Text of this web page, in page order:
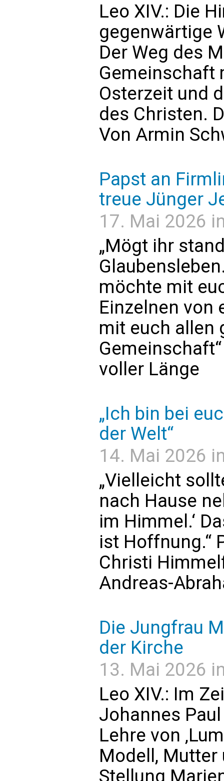
Leo XIV.: Die
gegenwärtige
Der Weg des
Gemeinschaft
Osterzeit und
des Christen.
Von Armin
Papst an
treue Jünger
17. Mai 2026
„Mögt ihr
möchte mit
Einzelnen von
mit euch allen
voller Länge
„Ich bin bei
der Welt“
14. Mai 2026
„Vielleicht
nach Hause
im Himmel.‘
ist Hoffnung.“
Christi
Andreas-
Die Jungfrau
der Kirche
13. Mai 2026
Leo XIV.: Im
Johannes
Lehre von
Modell, Mutter
Stellung